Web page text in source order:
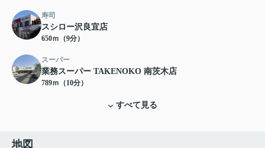
寿司
スシロー沢良宜店
650ｍ（9分）
スーパー
業務スーパー TAKENOKO 南茨木店
789ｍ（10分）
すべて見る
地図